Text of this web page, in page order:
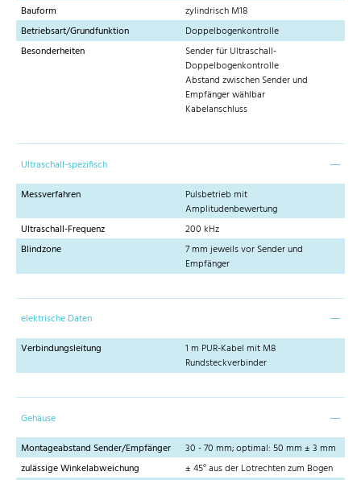
Bauform
zylindrisch M18
Betriebsart/Grundfunktion
Doppelbogenkontrolle
Besonderheiten
Sender für Ultraschall-
Doppelbogenkontrolle
Abstand zwischen Sender und
Empfänger wählbar
Kabelanschluss
Ultraschall-spezifisch
Messverfahren
Pulsbetrieb mit
Amplitudenbewertung
Ultraschall-Frequenz
200 kHz
Blindzone
7 mm jeweils vor Sender und
Empfänger
elektrische Daten
Verbindungsleitung
1 m PUR-Kabel mit M8
Rundsteckverbinder
Gehäuse
Montageabstand Sender/Empfänger
30 - 70 mm; optimal: 50 mm ± 3 mm
zulässige Winkelabweichung
± 45° aus der Lotrechten zum Bogen